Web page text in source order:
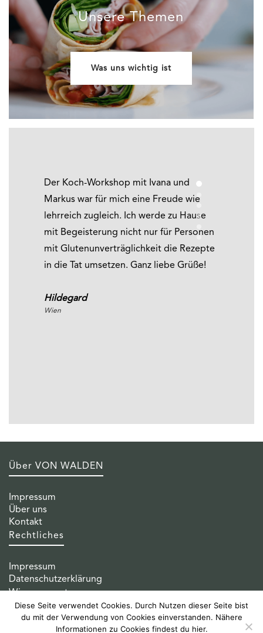
Unsere Themen
Was uns wichtig ist
Der Koch-Workshop mit Ivana und
Markus war für mich eine Freude wie
lehrreich zugleich. Ich werde zu Hause
mit Begeisterung nicht nur für Personen
mit Glutenunverträglichkeit die Rezepte
in die Tat umsetzen. Ganz liebe Grüße!
Hildegard
Wien
Graz
4
5
Über VON WALDEN
Impressum
Über uns
Kontakt
Rechtliches
Impressum
Datenschutzerklärung
Wissenswertes
VON WALDEN Besser essen?
Diese Seite verwendet Cookies. Durch Nutzen dieser Seite bist
du mit der Verwendung von Cookies einverstanden. Nähere
Informationen zu Cookies findest du hier.